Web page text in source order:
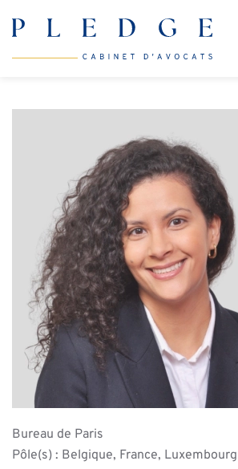
Skip to main content
Bureau de Paris
Pôle(s) : Belgique, France, Luxembourg